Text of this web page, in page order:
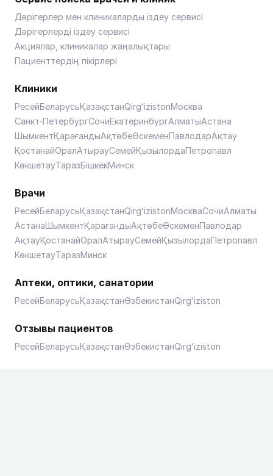
Дәрігерлер мен клиникаларды іздеу сервисі
Дәрігерлерді іздеу сервисі
Акциялар, клиникалар жаңалықтары
Пациенттердің пікірлері
Клиники
РесейБеларусьҚазақстанQirgʻizistonМосква
Санкт-ПетербургСочиЕкатеринбургАлматыАстана
ШымкентҚарағандыАқтөбеӨскеменПавлодарАқтау
ҚостанайОралАтырауСемейҚызылордаПетропавл
КөкшетауТаразБішкекМинск
Врачи
РесейБеларусьҚазақстанQirgʻizistonМоскваСочиАлматы
АстанаШымкентҚарағандыАқтөбеӨскеменПавлодар
АқтауҚостанайОралАтырауСемейҚызылордаПетропавл
КөкшетауТаразМинск
Аптеки, оптики, санатории
РесейБеларусьҚазақстанӨзбекистанQirgʻiziston
Отзывы пациентов
РесейБеларусьҚазақстанӨзбекистанQirgʻiziston